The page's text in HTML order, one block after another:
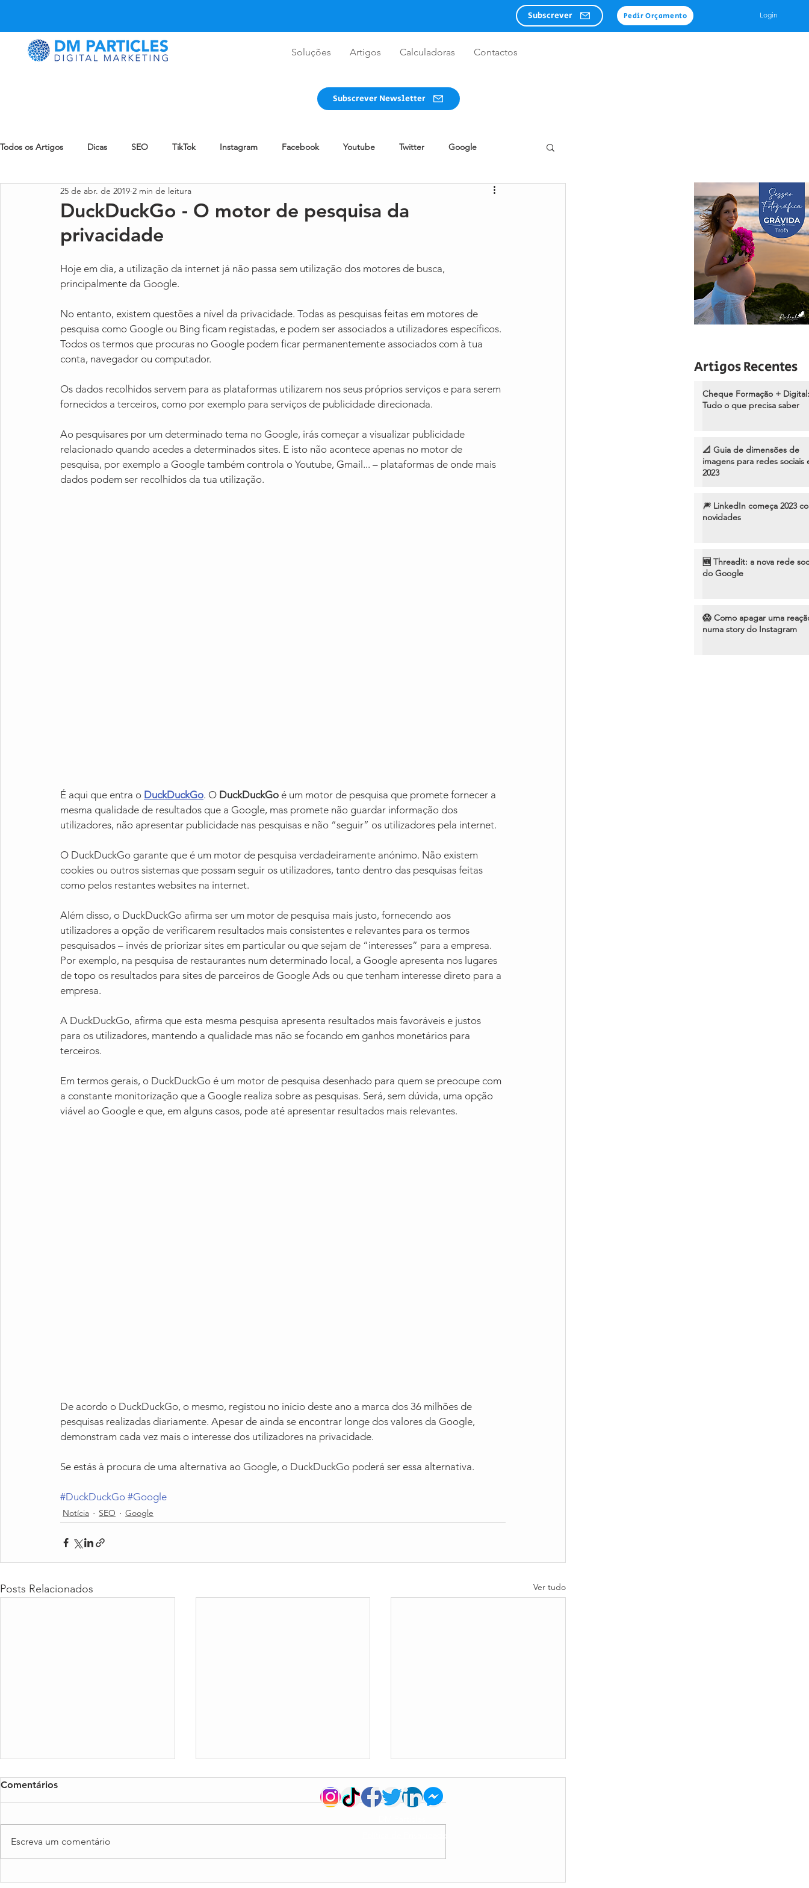
Login
Subscrever Pedir Orçamento
Soluções Artigos Calculadoras Contactos
Subscrever Newsletter
Todos os Artigos Dicas SEO TikTok Instagram Facebook Youtube Twitter Google
Snapchat Pinterest
eMail Marketing Reddit Notícia
DuckDuckGo - O motor de pesquisa da
privacidade
25 de abr. de 2019 2 min de leitura
Hoje em dia, a utilização da internet já não passa sem utilização dos motores de busca,
principalmente da Google.
No entanto, existem questões a nível da privacidade. Todas as pesquisas feitas em motores de
pesquisa como Google ou Bing ficam registadas, e podem ser associados a utilizadores específicos.
Todos os termos que procuras no Google podem ficar permanentemente associados com à tua
conta, navegador ou computador.
Os dados recolhidos servem para as plataformas utilizarem nos seus próprios serviços e para serem
fornecidos a terceiros, como por exemplo para serviços de publicidade direcionada.
Ao pesquisares por um determinado tema no Google, irás começar a visualizar publicidade
relacionado quando acedes a determinados sites. E isto não acontece apenas no motor de
pesquisa, por exemplo a Google também controla o Youtube, Gmail... – plataformas de onde mais
dados podem ser recolhidos da tua utilização.
É aqui que entra o DuckDuckGo. O DuckDuckGo é um motor de pesquisa que promete fornecer a
mesma qualidade de resultados que a Google, mas promete não guardar informação dos
utilizadores, não apresentar publicidade nas pesquisas e não “seguir” os utilizadores pela internet.
O DuckDuckGo garante que é um motor de pesquisa verdadeiramente anónimo. Não existem
cookies ou outros sistemas que possam seguir os utilizadores, tanto dentro das pesquisas feitas
como pelos restantes websites na internet.
Além disso, o DuckDuckGo afirma ser um motor de pesquisa mais justo, fornecendo aos
utilizadores a opção de verificarem resultados mais consistentes e relevantes para os termos
pesquisados – invés de priorizar sites em particular ou que sejam de “interesses” para a empresa.
Por exemplo, na pesquisa de restaurantes num determinado local, a Google apresenta nos lugares
de topo os resultados para sites de parceiros de Google Ads ou que tenham interesse direto para a
empresa.
A DuckDuckGo, afirma que esta mesma pesquisa apresenta resultados mais favoráveis e justos
para os utilizadores, mantendo a qualidade mas não se focando em ganhos monetários para
terceiros.
Em termos gerais, o DuckDuckGo é um motor de pesquisa desenhado para quem se preocupe com
a constante monitorização que a Google realiza sobre as pesquisas. Será, sem dúvida, uma opção
viável ao Google e que, em alguns casos, pode até apresentar resultados mais relevantes.
De acordo o DuckDuckGo, o mesmo, registou no início deste ano a marca dos 36 milhões de
pesquisas realizadas diariamente. Apesar de ainda se encontrar longe dos valores da Google,
demonstram cada vez mais o interesse dos utilizadores na privacidade.
Se estás à procura de uma alternativa ao Google, o DuckDuckGo poderá ser essa alternativa.
#DuckDuckGo #Google
Notícia SEO Google
Posts Relacionados Ver tudo
Comentários
Escreva um comentário
Artigos Recentes
Cheque Formação + Digital:
Tudo o que precisa saber
📐 Guia de dimensões de
imagens para redes sociais
2023
🎆 LinkedIn começa 2023
novidades
🆕 Threadit: a nova rede
do Google
😱 Como apagar uma
numa story do Instagram
Política de Privacidade